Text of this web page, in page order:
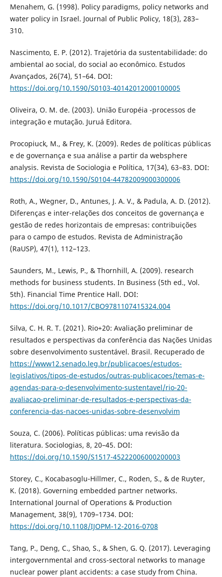
Menahem, G. (1998). Policy paradigms, policy networks and
water policy in Israel. Journal of Public Policy, 18(3), 283–
310.
Nascimento, E. P. (2012). Trajetória da sustentabilidade: do
ambiental ao social, do social ao econômico. Estudos
Avançados, 26(74), 51–64. DOI:
https://doi.org/10.1590/S0103-40142012000100005
Oliveira, O. M. de. (2003). União Européia -processos de
integração e mutação. Juruá Editora.
Procopiuck, M., & Frey, K. (2009). Redes de políticas públicas
e de governança e sua análise a partir da websphere
analysis. Revista de Sociologia e Política, 17(34), 63–83. DOI:
https://doi.org/10.1590/S0104-44782009000300006
Roth, A., Wegner, D., Antunes, J. A. V., & Padula, A. D. (2012).
Diferenças e inter-relações dos conceitos de governança e
gestão de redes horizontais de empresas: contribuições
para o campo de estudos. Revista de Administração
(RaUSP), 47(1), 112–123.
Saunders, M., Lewis, P., & Thornhill, A. (2009). research
methods for business students. In Business (5th ed., Vol.
5th). Financial Time Prentice Hall. DOI:
https://doi.org/10.1017/CBO9781107415324.004
Silva, C. H. R. T. (2021). Rio+20: Avaliação preliminar de
resultados e perspectivas da conferência das Nações Unidas
sobre desenvolvimento sustentável. Brasil. Recuperado de
https://www12.senado.leg.br/publicacoes/estudos-
legislativos/tipos-de-estudos/outras-publicacoes/temas-e-
agendas-para-o-desenvolvimento-sustentavel/rio-20-
avaliacao-preliminar-de-resultados-e-perspectivas-da-
conferencia-das-nacoes-unidas-sobre-desenvolvim
Souza, C. (2006). Políticas públicas: uma revisão da
literatura. Sociologias, 8, 20–45. DOI:
https://doi.org/10.1590/S1517-45222006000200003
Storey, C., Kocabasoglu-Hillmer, C., Roden, S., & de Ruyter,
K. (2018). Governing embedded partner networks.
International Journal of Operations & Production
Management, 38(9), 1709–1734. DOI:
https://doi.org/10.1108/IJOPM-12-2016-0708
Tang, P., Deng, C., Shao, S., & Shen, G. Q. (2017). Leveraging
intergovernmental and cross-sectoral networks to manage
nuclear power plant accidents: a case study from China.